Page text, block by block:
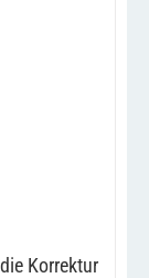
Korrektur